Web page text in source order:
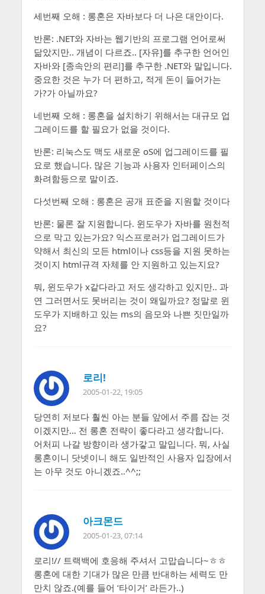
세번째 오해 : 롱혼은 자바보다 더 나은 대안이다.
반론: .NET와 자바는 웹기반의 프로그램 언어로써
닮았지만.. 개념이 다르죠.. [자유]를 추구한 언어인
자바와 [종속안의 편리]를 추구한 .NET와 말입니다.
중요한 것은 누가 더 편하고, 적게 돈이 들어가는
가?가 아닐까요?
네번째 오해 : 롱혼을 설치하기 위해서는 대규모 업
그레이드를 할 필요가 없을 것이다.
반론: 리눅스도 맥도 새로운 oS에 업그레이드를 필
요로 했습니다. 많은 기능과 사용자 인터페이스의
화려함등으로 말이죠.
다섯번째 오해 : 롱혼은 공개 표준을 지원할 것이다
반론: 물론 잘 지원합니다. 윈도우가 자바를 원천적
으로 막고 있는가요? 익스프로러가 업그레이드가
약해서 최신의 모든 html이나 css등을 지원 못하는
것이지 html규격 자체를 안 지원하고 있는지요?
뭐, 윈도우가 x같다라고 저도 생각하고 있지만.. 과
연 그러면서도 못버리는 것이 왜일까요? 정말로 윈
도우가 지배하고 있는 ms의 음모와 나쁜 짓만일까
요?
로리!
2005-01-22, 19:05
당연히 저보다 훨씬 아는 분들 앞에서 주름 잡는 것
이겠지만… 전 롱혼 전략이 좋다라고 생각합니다.
어처피 나갈 방향이라 생가갛고 말입니다. 뭐, 사실
롱혼이니 닷넷이니 해도 일반적인 사용자 입장에서
는 아무 것도 아니겠죠..^^;;
아크몬드
2005-01-23, 07:14
로리!// 트랙백에 호응해 주셔서 고맙습니다~ㅎㅎ
롱혼에 대한 기대가 많은 만큼 반대하는 세력도 만
만치 않죠.(예를 들어 ‘타이거’ 라든가..)